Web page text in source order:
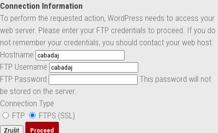
Connection Information
To perform the requested action, WordPress needs to access your
web server. Please enter your FTP credentials to proceed. If you do
not remember your credentials, you should contact your web host.
Hostname
FTP Username
FTP Password
This password will not
be stored on the server.
Connection Type
FTP
FTPS (SSL)
Zrušit
Skip to content